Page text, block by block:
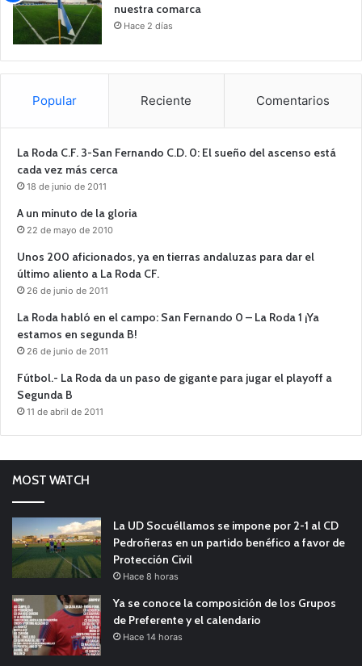
nuestra comarca
Hace 2 días
Popular Reciente Comentarios
La Roda C.F. 3-San Fernando C.D. 0: El sueño del ascenso está
cada vez más cerca
18 de junio de 2011
A un minuto de la gloria
22 de mayo de 2010
Unos 200 aficionados, ya en tierras andaluzas para dar el
último aliento a La Roda CF.
26 de junio de 2011
La Roda habló en el campo: San Fernando 0 – La Roda 1 ¡Ya
estamos en segunda B!
26 de junio de 2011
Fútbol.- La Roda da un paso de gigante para jugar el playoff a
Segunda B
11 de abril de 2011
MOST WATCH
La UD Socuéllamos se impone por 2-1 al CD
Pedroñeras en un partido benéfico a favor de
Protección Civil
Hace 8 horas
Ya se conoce la composición de los Grupos
de Preferente y el calendario
Hace 14 horas